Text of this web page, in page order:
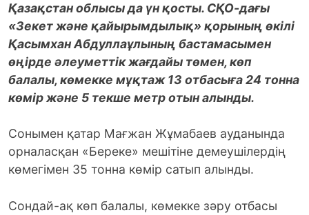
Қазақстан облысы да үн қосты. СҚО-дағы
«Зекет және қайырымдылық» қорының өкілі
Қасымхан Абдуллаұлының бастамасымен
өңірде әлеуметтік жағдайы төмен, көп
балалы, көмекке мұқтаж 13 отбасыға 24 тонна
көмір және 5 текше метр отын алынды.
Сонымен қатар Мағжан Жұмабаев ауданында
орналасқан «Береке» мешітіне демеушілердің
көмегімен 35 тонна көмір сатып алынды.
Сондай-ақ көп балалы, көмекке зәру отбасы